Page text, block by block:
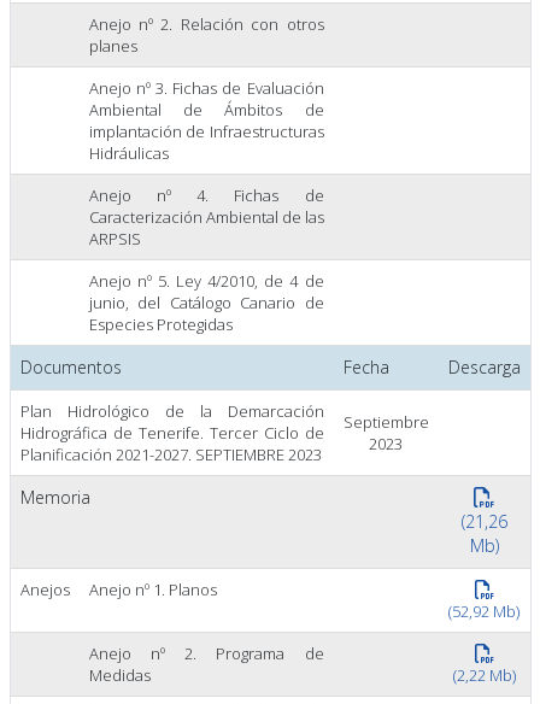
Anejo nº 2. Relación con otros
planes
Anejo nº 3. Fichas de Evaluación
Ambiental de Ámbitos de
implantación de Infraestructuras
Hidráulicas
Anejo nº 4. Fichas de
Caracterización Ambiental de las
ARPSIS
Anejo nº 5. Ley 4/2010, de 4 de
junio, del Catálogo Canario de
Especies Protegidas
Documentos Fecha Descarga
Plan Hidrológico de la Demarcación
Hidrográfica de Tenerife. Tercer Ciclo de
Planificación 2021-2027. SEPTIEMBRE 2023
Septiembre
2023
Memoria
(21,26
Mb)
Anejos
Anejo nº 1. Planos
(52,92 Mb)
Anejo nº 2. Programa de
Medidas
(2,22 Mb)